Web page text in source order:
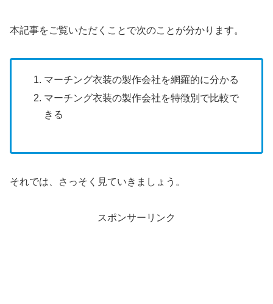
本記事をご覧いただくことで次のことが分かります。
マーチング衣装の製作会社を網羅的に分かる
マーチング衣装の製作会社を特徴別で比較で
きる
それでは、さっそく見ていきましょう。
スポンサーリンク